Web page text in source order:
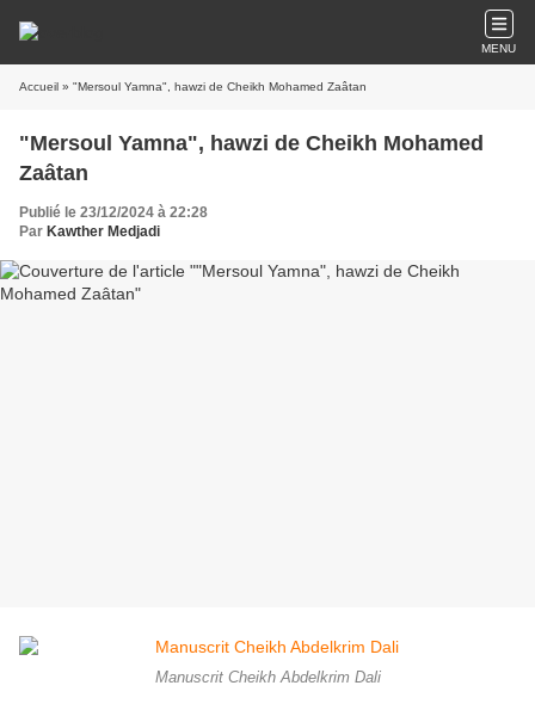
MENU
Accueil » "Mersoul Yamna", hawzi de Cheikh Mohamed Zaâtan
"Mersoul Yamna", hawzi de Cheikh Mohamed
Zaâtan
Publié le 23/12/2024 à 22:28
Par Kawther Medjadi
Manuscrit Cheikh Abdelkrim Dali